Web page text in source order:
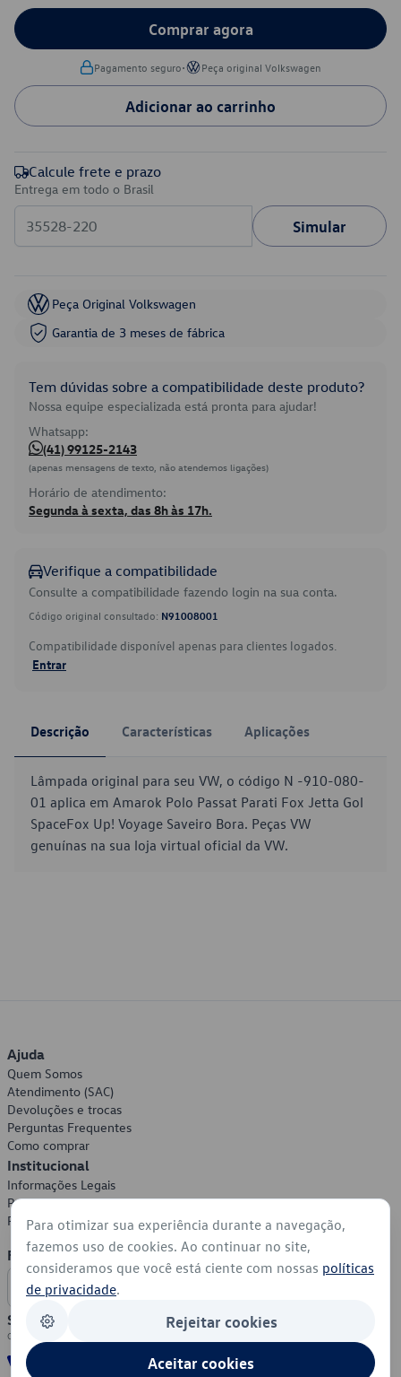
Comprar agora
Pagamento seguro• Peça original Volkswagen
Adicionar ao carrinho
Calcule frete e prazo
Entrega em todo o Brasil
Simular
Peça Original Volkswagen
Garantia de 3 meses de fábrica
Tem dúvidas sobre a compatibilidade deste produto?
Nossa equipe especializada está pronta para ajudar!
Whatsapp:
(41) 99125-2143
(apenas mensagens de texto, não atendemos ligações)
Horário de atendimento:
Segunda à sexta, das 8h às 17h.
Verifique a compatibilidade
Consulte a compatibilidade fazendo login na sua conta.
Código original consultado: N91008001
Compatibilidade disponível apenas para clientes logados.
Entrar
Descrição Características Aplicações
Lâmpada original para seu VW, o código N -910-080-
01 aplica em Amarok Polo Passat Parati Fox Jetta Gol
SpaceFox Up! Voyage Saveiro Bora. Peças VW
genuínas na sua loja virtual oficial da VW.
Ajuda
Quem Somos
Atendimento (SAC)
Devoluções e trocas
Perguntas Frequentes
Como comprar
Institucional
Informações Legais
Política de Privacidade
Política de Cookies
Formas de Pagamento
Segurança
Para otimizar sua experiência durante a navegação,
fazemos uso de cookies. Ao continuar no site,
consideramos que você está ciente com nossas políticas
de privacidade.
Rejeitar cookies
Aceitar cookies